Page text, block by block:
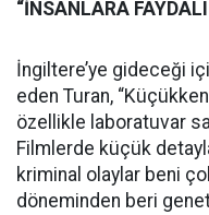
“İNSANLARA
İngiltere’ye gideceği
eden Turan,
özellikle laboratuvar
Filmlerde küçük
kriminal olaylar beni
döneminden beri